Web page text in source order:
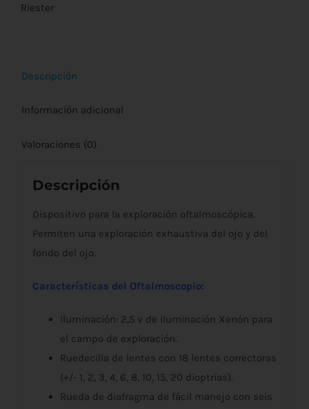
Riester
Descripción
Información adicional
Valoraciones (0)
Descripción
Dispositivo para la exploración oftalmoscópica.
Permiten una exploración exhaustiva del ojo y del
fondo del ojo.
Características del Oftalmoscopio:
Iluminación: 2,5 v de iluminación Xenón para
el campo de exploración.
Ruedecilla de lentes con 18 lentes correctoras
(+/- 1, 2, 3, 4, 6, 8, 10, 15, 20 dioptrías).
Rueda de diafragma de fácil manejo con seis